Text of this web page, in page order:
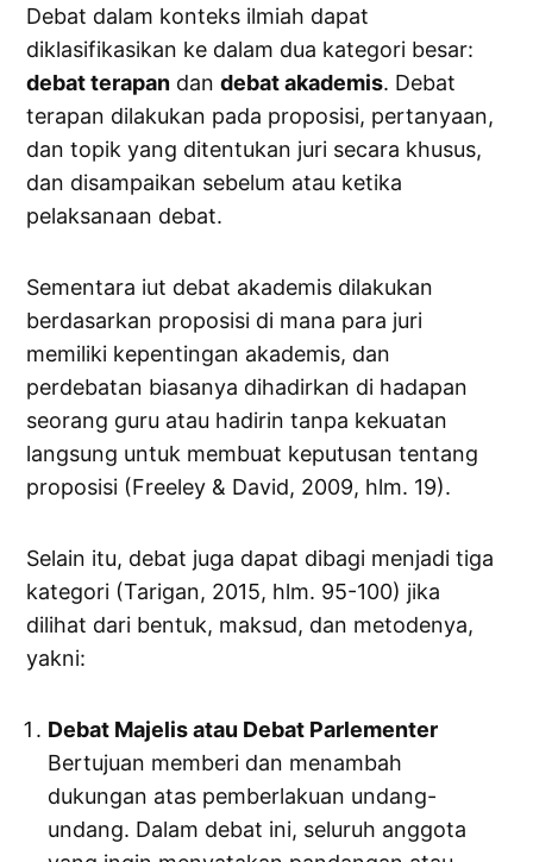
Debat dalam konteks ilmiah dapat
diklasifikasikan ke dalam dua kategori besar:
debat terapan dandebat akademis. Debat
terapan dilakukan pada proposisi, pertanyaan,
dan topik yang ditentukan juri secara khusus,
dan disampaikan sebelum atau ketika
pelaksanaan debat.
Sementara iut debat akademis dilakukan
berdasarkan proposisi di mana para juri
memiliki kepentingan akademis, dan
perdebatan biasanya dihadirkan di hadapan
seorang guru atau hadirin tanpa kekuatan
langsung untuk membuat keputusan tentang
proposisi (Freeley & David, 2009, hlm. 19).
Selain itu, debat juga dapat dibagi menjadi tiga
kategori (Tarigan, 2015, hlm. 95-100) jika
dilihat dari bentuk, maksud, dan metodenya,
yakni:
Debat Majelis atau Debat Parlementer
Bertujuan memberi dan menambah
dukungan atas pemberlakuan undang-
undang. Dalam debat ini, seluruh anggota